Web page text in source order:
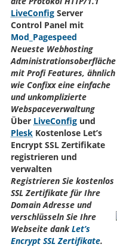
LiveConfig Server
Control Panel mit
Mod_Pagespeed
Neueste Webhosting
Administrationsoberfläche
mit Profi Features, ähnlich
wie Confixx eine einfache
und unkomplizierte
Webspaceverwaltung
Über LiveConfig und
Plesk Kostenlose Let’s
Encrypt SSL Zertifikate
registrieren und
verwalten
Registrieren Sie kostenlos
SSL Zertifikate für Ihre
Domain Adresse und
verschlüsseln Sie Ihre
Webseite dankLet’s
Encrypt SSL Zertifikate.